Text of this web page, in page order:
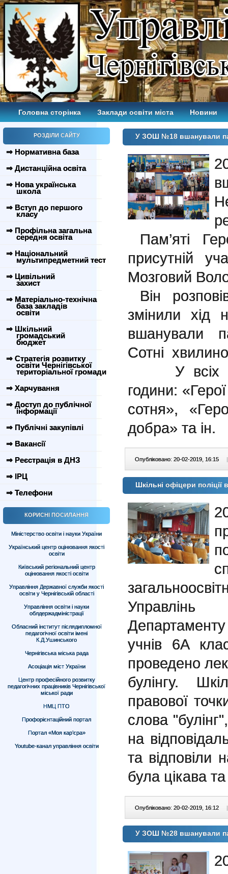
Головна сторінка Заклади освіти міста Новини
РОЗДІЛИ САЙТУ
⇒ Нормативна база
⇒ Дистанційна освіта
⇒ Нова українська
школа
⇒ Вступ до першого
класу
⇒ Профільна загальна
середня освіта
⇒ Національний
мультипредметний тест
⇒ Цивільний
захист
⇒ Матеріально-технічна
база закладів
освіти
⇒ Шкільний
громадський
бюджет
⇒ Стратегія розвитку
освіти Чернігівської
територіальної громади
⇒ Харчування
⇒ Доступ до публічної
інформації
⇒ Публічні закупівлі
⇒ Вакансії
⇒ Реєстрація в ДНЗ
⇒ ІРЦ
⇒ Телефони
КОРИСНІ ПОСИЛАННЯ
Міністерство освіти і науки України
Український центр оцінювання якості
освіти
Київський регіональний центр
оцінювання якості освіти
Управління Державної служби якості
освіти у Чернігівській області
Управління освіти і науки
облдержадміністрації
Обласний інститут післядипломної
педагогічної освіти імені
К.Д.Ушинського
Чернігівська міська рада
Асоціація міст України
Центр професійного розвитку
педагогічних працівників Чернігівської
міської ради
НМЦ ПТО
Профорієнтаційний портал
Портал «Моя кар’єра»
Youtube-канал управління освіти
У ЗОШ №18 вшанували
Пам’яті
присутній
Мозговий
Він
змінили хід
вшанували
Сотні
У всіх
години:
сотня»,
добра» та ін.
Опубліковано: 20-02-2019, 16:15 |
Шкільні офіцери
Управлінь
учнів 6А
проведено
булінгу.
правової
слова
на
та відповіли
була цікава
Опубліковано: 20-02-2019, 16:12 |
У ЗОШ №28 вшанували